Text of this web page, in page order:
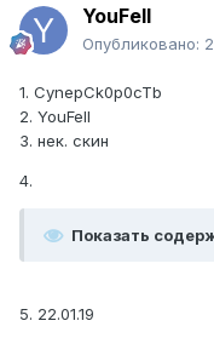
YouFell
Опубликовано:
1. CynepCk0p0cTb
2. YouFell
3. нек. скин
4.
Показать
5. 22.01.19